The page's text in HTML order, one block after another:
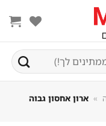
ארון אחסון גבוה